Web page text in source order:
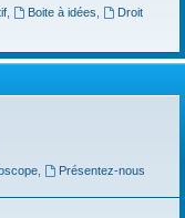
, Boite à idées
Droit
,
Présentez-nous